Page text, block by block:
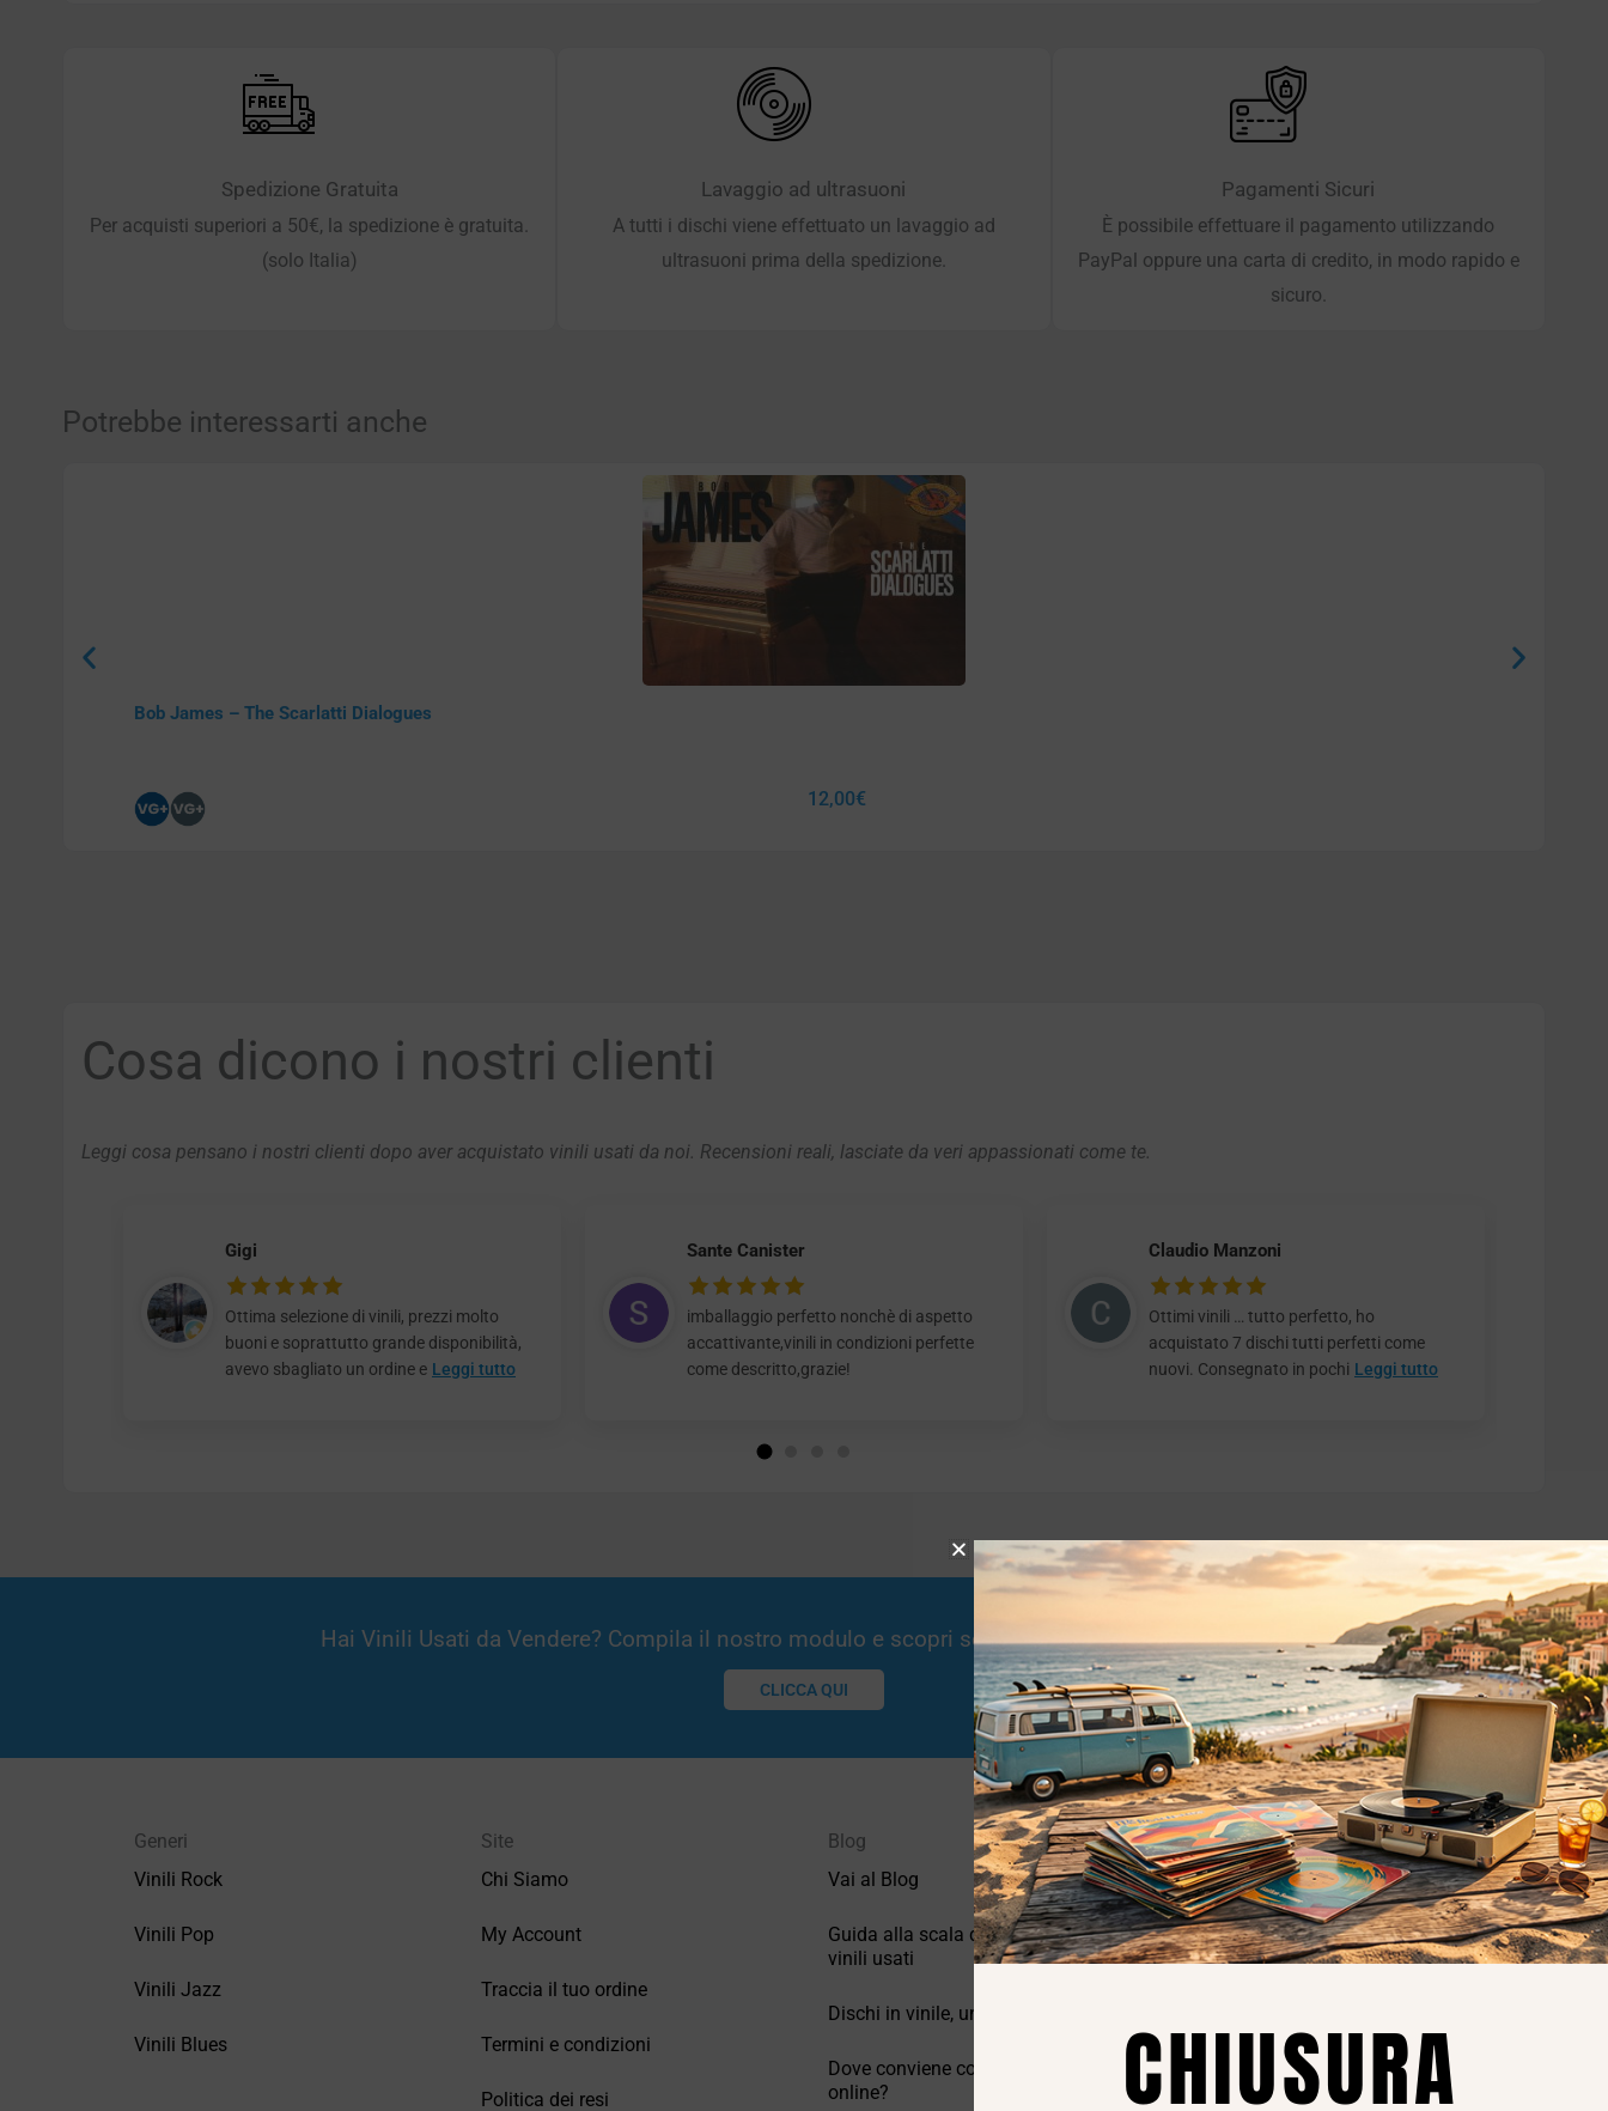
Spedizione Gratuita
Per acquisti superiori a 50€, la spedizione è gratuita.
(solo Italia)
Lavaggio ad ultrasuoni
A tutti i dischi viene effettuato un lavaggio ad
ultrasuoni prima della spedizione.
Pagamenti Sicuri
È possibile effettuare il pagamento utilizzando
PayPal oppure una carta di credito, in modo rapido e
sicuro.
Potrebbe interessarti anche
Bob James – The Scarlatti Dialogues
12,00€
Cosa dicono i nostri clienti
Leggi cosa pensano i nostri clienti dopo aver acquistato vinili usati da noi. Recensioni reali, lasciate da veri appassionati come te.
Gigi
Ottima selezione di vinili, prezzi molto
buoni e soprattutto grande disponibilità,
avevo sbagliato un ordine e Leggi tutto
Sante Canister
imballaggio perfetto nonchè di aspetto
accattivante,vinili in condizioni perfette
come descritto,grazie!
Claudio Manzoni
Ottimi vinili … tutto perfetto, ho
acquistato 7 dischi tutti perfetti come
nuovi. Consegnato in pochi Leggi tutto
Hai Vinili Usati da Vendere? Compila il nostro modulo e scopri se potremmo essere interessati!
CLICCA QUI
Generi
Vinili Rock
Vinili Pop
Vinili Jazz
Vinili Blues
Site
Chi Siamo
My Account
Traccia il tuo ordine
Termini e condizioni
Politica dei resi
Blog
Vai al Blog
Guida alla scala di valutazione dei
vinili usati
Dischi in vinile, un po’ di storia.
Dove conviene comprare vinili
online?
Privacy
Privacy Policy
Cookie Policy (UE)
CHIUSURA